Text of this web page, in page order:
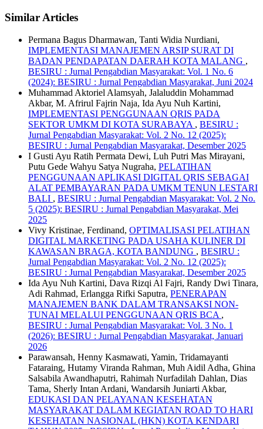
Similar Articles
Permana Bagus Dharmawan, Tanti Widia Nurdiani,
IMPLEMENTASI MANAJEMEN ARSIP SURAT DI
BADAN PENDAPATAN DAERAH KOTA MALANG ,
BESIRU : Jurnal Pengabdian Masyarakat: Vol. 1 No. 6
(2024): BESIRU : Jurnal Pengabdian Masyarakat, Juni 2024
Muhammad Aktoriel Alamsyah, Jalaluddin Mohammad
Akbar, M. Afrirul Fajrin Naja, Ida Ayu Nuh Kartini,
IMPLEMENTASI PENGGUNAAN QRIS PADA
SEKTOR UMKM DI KOTA SURABAYA , BESIRU :
Jurnal Pengabdian Masyarakat: Vol. 2 No. 12 (2025):
BESIRU : Jurnal Pengabdian Masyarakat, Desember 2025
I Gusti Ayu Ratih Permata Dewi, Luh Putri Mas Mirayani,
Putu Gede Wahyu Satya Nugraha, PELATIHAN
PENGGUNAAN APLIKASI DIGITAL QRIS SEBAGAI
ALAT PEMBAYARAN PADA UMKM TENUN LESTARI
BALI , BESIRU : Jurnal Pengabdian Masyarakat: Vol. 2 No.
5 (2025): BESIRU : Jurnal Pengabdian Masyarakat, Mei
2025
Vivy Kristinae, Ferdinand, OPTIMALISASI PELATIHAN
DIGITAL MARKETING PADA USAHA KULINER DI
KAWASAN BRAGA, KOTA BANDUNG , BESIRU :
Jurnal Pengabdian Masyarakat: Vol. 2 No. 12 (2025):
BESIRU : Jurnal Pengabdian Masyarakat, Desember 2025
Ida Ayu Nuh Kartini, Dava Rizqi Al Fajri, Randy Dwi Tinara,
Adi Rahmad, Erlangga Rifki Saputra, PENERAPAN
MANAJEMEN BANK DALAM TRANSAKSI NON-
TUNAI MELALUI PENGGUNAAN QRIS BCA ,
BESIRU : Jurnal Pengabdian Masyarakat: Vol. 3 No. 1
(2026): BESIRU : Jurnal Pengabdian Masyarakat, Januari
2026
Parawansah, Henny Kasmawati, Yamin, Tridamayanti
Fataraing, Hutamy Viranda Rahman, Muh Aidil Adha, Ghina
Salsabila Awandhaputri, Rahimah Nurfadilah Dahlan, Dias
Tama, Sherly Intan Ardani, Wandarsih Juniarti Akbar,
EDUKASI DAN PELAYANAN KESEHATAN
MASYARAKAT DALAM KEGIATAN ROAD TO HARI
KESEHATAN NASIONAL (HKN) KOTA KENDARI